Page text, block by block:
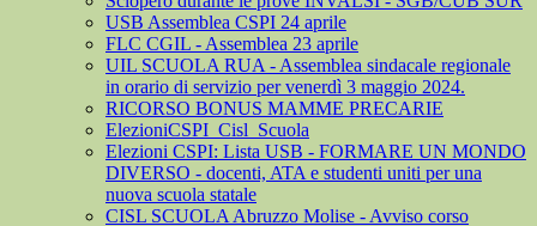
USB Assemblea CSPI 24 aprile
FLC CGIL - Assemblea 23 aprile
UIL SCUOLA RUA - Assemblea sindacale regionale
in orario di servizio per venerdì 3 maggio 2024.
RICORSO BONUS MAMME PRECARIE
ElezioniCSPI_Cisl_Scuola
Elezioni CSPI: Lista USB - FORMARE UN MONDO
DIVERSO - docenti, ATA e studenti uniti per una
nuova scuola statale
CISL SCUOLA Abruzzo Molise - Avviso corso